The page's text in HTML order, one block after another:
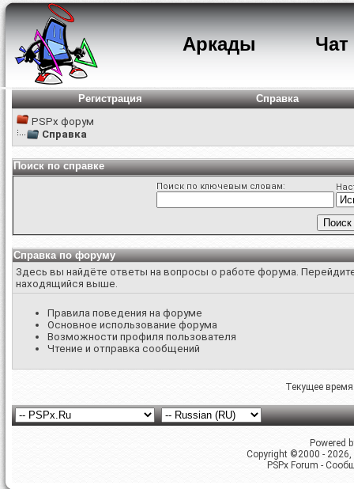
Аркады Чат
Регистрация
Справка
PSPx форум
Справка
Поиск по справке
Поиск по ключевым словам:
Справка по форуму
Здесь вы найдёте ответы на вопросы о работе форума.
находящийся выше.
Правила поведения на форуме
Основное использование форума
Возможности профиля пользователя
Чтение и отправка сообщений
Текущее
Powered
Copyright ©2000 -
PSPx Forum -